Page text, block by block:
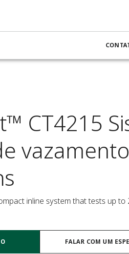
CT4215
inline system that tests up
FALAR COM UM